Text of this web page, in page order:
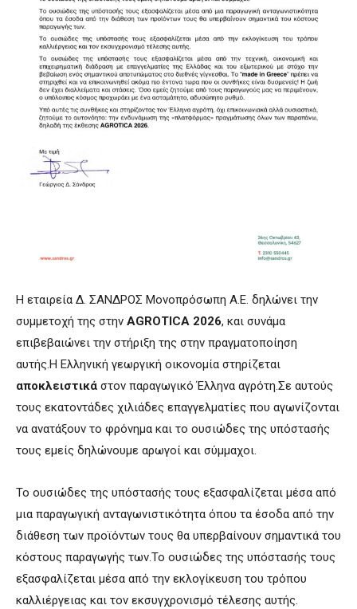
Η εταιρεία Δ. ΣΑΝΔΡΟΣ Μονοπρόσωπη Α.Ε. δηλώνει την
συμμετοχή της στην AGROTICA 2026, και συνάμα
επιβεβαιώνει την στήριξη της στην πραγματοποίηση
αυτής.H Ελληνική γεωργική οικονομία στηρίζεται
αποκλειστικά στον παραγωγικό Έλληνα αγρότη.Σε αυτούς
τους εκατοντάδες χιλιάδες επαγγελματίες που αγωνίζονται
να ανατάξουν το φρόνημα και το ουσιώδες της υπόστασής
τους εμείς δηλώνουμε αρωγοί και σύμμαχοι.
Το ουσιώδες της υπόστασής τους εξασφαλίζεται μέσα από
μια παραγωγική ανταγωνιστικότητα όπου τα έσοδα από την
διάθεση των προϊόντων τους θα υπερβαίνουν σημαντικά του
κόστους παραγωγής των.Το ουσιώδες της υπόστασής τους
εξασφαλίζεται μέσα από την εκλογίκευση του τρόπου
καλλιέργειας και τον εκσυγχρονισμό τέλεσης αυτής.